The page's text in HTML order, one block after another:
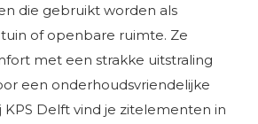
die gebruikt worden als
of openbare ruimte. Ze
met een strakke uitstraling
een onderhoudsvriendelijke
Delft vind je zitelementen in